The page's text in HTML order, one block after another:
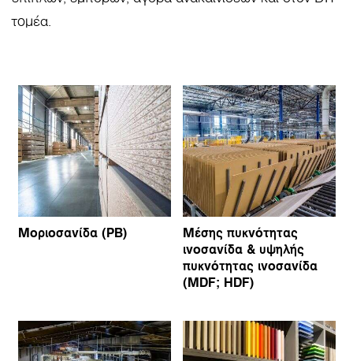
τομέα.
Μοριοσανίδα (PB)
Μέσης πυκνότητας
ινοσανίδα & υψηλής
πυκνότητας ινοσανίδα
(MDF; HDF)